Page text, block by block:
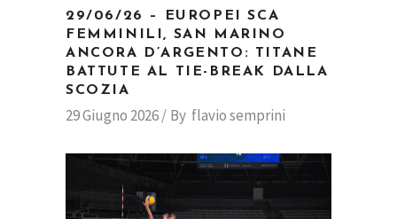
29/06/26 – EUROPEI SCA
FEMMINILI, SAN MARINO
ANCORA D’ARGENTO: TITANE
BATTUTE AL TIE-BREAK DALLA
SCOZIA
29 Giugno 2026 By flavio semprini